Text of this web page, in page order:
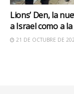
Lions’ Den, la
a Israel como a la
21 DE OCTUBRE DE